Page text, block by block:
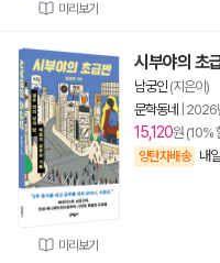
미리보기
미리보기
시부야의 초
남궁인 (지은이)
문학동네
2026
15,120원 (10%
양탄자배송 내